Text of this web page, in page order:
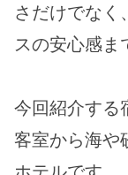
さだけでなく
スの安心感ま
今回紹介する
客室から海や